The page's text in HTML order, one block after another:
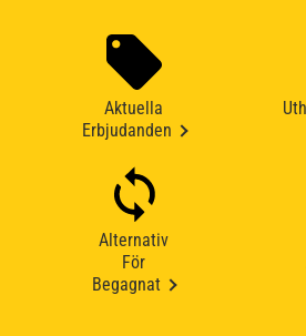
Aktuella
Erbjudanden
Alternativ
För
Begagnat